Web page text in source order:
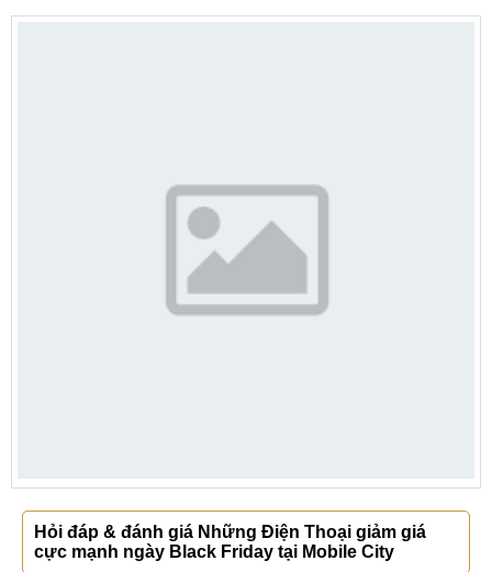
Hỏi đáp & đánh giá Những Điện Thoại giảm giá
cực mạnh ngày Black Friday tại Mobile City